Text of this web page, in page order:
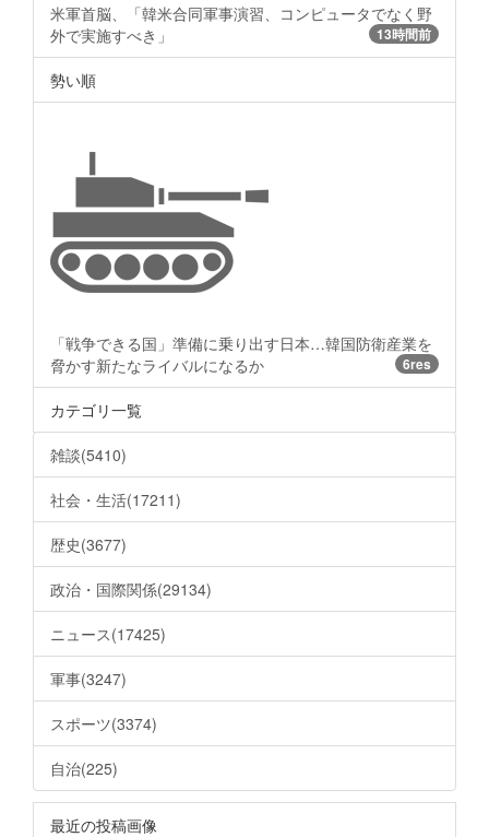
米軍首脳、「韓米合同軍事演習、コンピュータでなく野
外で実施すべき」
13時間前
勢い順
「戦争できる国」準備に乗り出す日本…韓国防衛産業を
脅かす新たなライバルになるか
6res
カテゴリ一覧
雑談(5410)
社会・生活(17211)
歴史(3677)
政治・国際関係(29134)
ニュース(17425)
軍事(3247)
スポーツ(3374)
自治(225)
最近の投稿画像